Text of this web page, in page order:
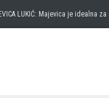
LUKIĆ: Majevica je idealna za